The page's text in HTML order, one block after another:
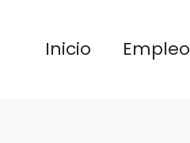
Inicio Empleo